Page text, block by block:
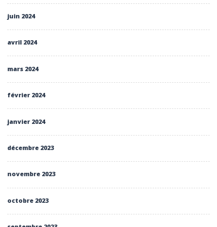
juin 2024
avril 2024
mars 2024
février 2024
janvier 2024
décembre 2023
novembre 2023
octobre 2023